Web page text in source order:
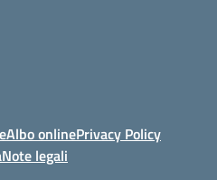
Albo onlinePrivacy Policy
Note legali